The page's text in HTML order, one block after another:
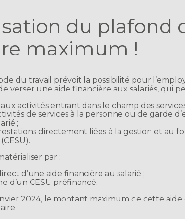
du plafond
maximum !
du travail prévoit la possibilité pour
verser une aide financière aux salariés, qui
aux activités entrant dans le champ des
de services à la personne ou de garde
;
directement liées à la gestion et au
par :
d’une aide financière au salarié ;
d’un CESU préfinancé.
2024, le montant maximum de cette aide